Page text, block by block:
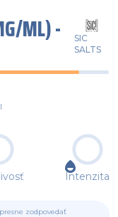
ML) -
SIC
SALTS
Intenzita
zodpovedať